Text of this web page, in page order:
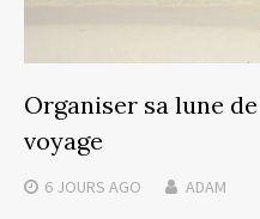
Organiser sa lune
voyage
6 JOURS AGO ADAM